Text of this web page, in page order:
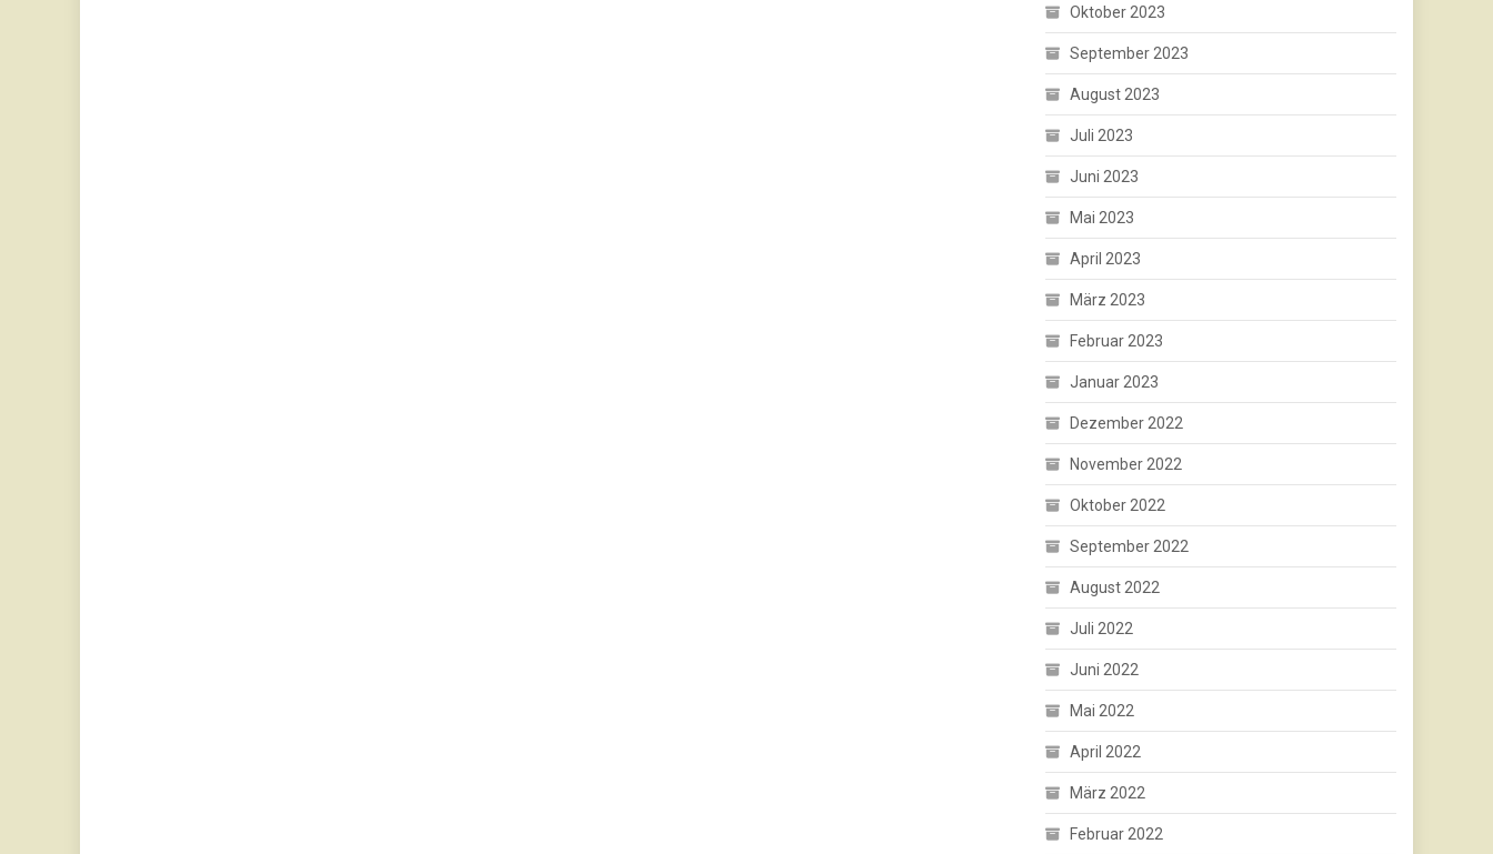
Oktober 2023
September 2023
August 2023
Juli 2023
Juni 2023
Mai 2023
April 2023
März 2023
Februar 2023
Januar 2023
Dezember 2022
November 2022
Oktober 2022
September 2022
August 2022
Juli 2022
Juni 2022
Mai 2022
April 2022
März 2022
Februar 2022